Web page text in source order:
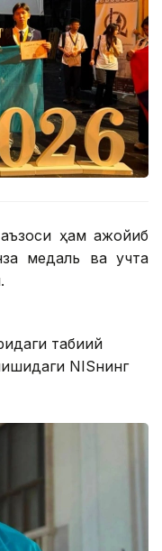
аъзоси ҳам ажойиб
медаль ва учта
табиий
NISнинг